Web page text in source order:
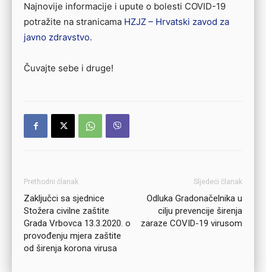
Najnovije informacije i upute o bolesti COVID-19
potražite na stranicama HZJZ – Hrvatski zavod za
javno zdravstvo.
Čuvajte sebe i druge!
Prethodni članak
Zaključci sa sjednice
Stožera civilne zaštite
Grada Vrbovca 13.3.2020. o
provođenju mjera zaštite
od širenja korona virusa
Sljedeći članak
Odluka Gradonačelnika u
cilju prevencije širenja
zaraze COVID-19 virusom